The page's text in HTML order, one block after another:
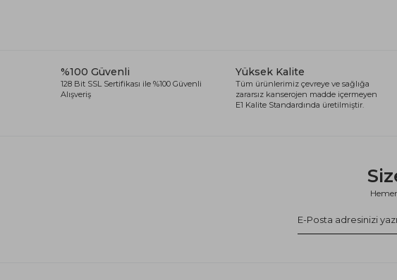
%100 Güvenli
128 Bit SSL Sertifikası ile %100 Güvenli
Alışveriş
Yüksek Kalite
Tüm ürünlerimiz çevreye ve sağlığa
zararsız kanserojen madde içermeyen
E1 Kalite Standardında üretilmiştir.